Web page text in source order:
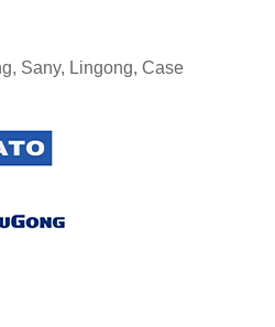
Sany, Lingong, Case